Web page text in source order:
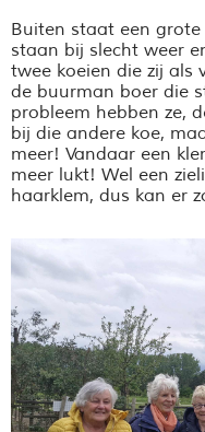
Buiten staat een
staan bij slecht weer
twee koeien die zij als
de buurman boer die
probleem hebben ze,
bij die andere koe,
meer! Vandaar een
meer lukt! Wel een
haarklem, dus kan er